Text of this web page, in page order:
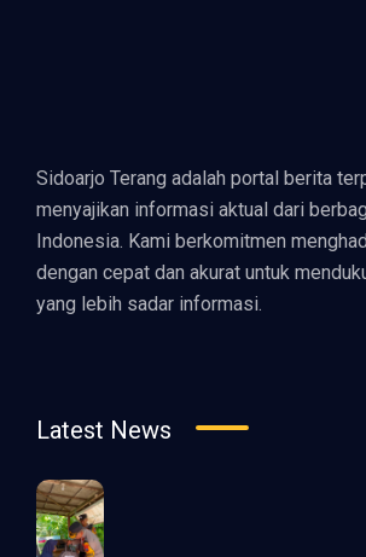
Sidoarjo Terang adalah portal berita
menyajikan informasi aktual dari
Indonesia. Kami berkomitmen
dengan cepat dan akurat untuk
yang lebih sadar informasi.
Latest News